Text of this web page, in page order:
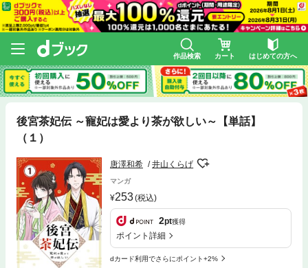
作品検索 カート はじめての方へ
後宮茶妃伝 ～寵妃は愛より茶が欲しい～【単話】
（１）
唐澤和希 井山くらげ
マンガ
253(税込)
2pt獲得
ポイント詳細
dカード利用でさらにポイント+2%